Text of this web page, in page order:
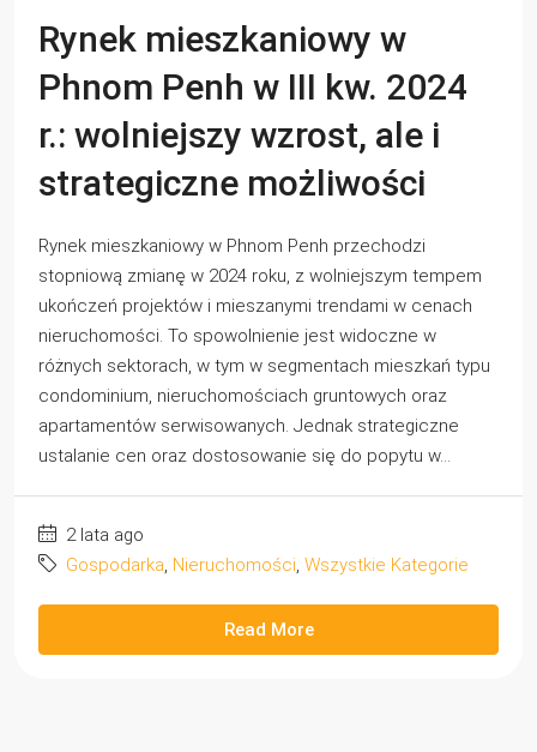
Rynek mieszkaniowy w
Phnom Penh w III kw. 2024
r.: wolniejszy wzrost, ale i
strategiczne możliwości
Rynek mieszkaniowy w Phnom Penh przechodzi
stopniową zmianę w 2024 roku, z wolniejszym tempem
ukończeń projektów i mieszanymi trendami w cenach
nieruchomości. To spowolnienie jest widoczne w
różnych sektorach, w tym w segmentach mieszkań typu
condominium, nieruchomościach gruntowych oraz
apartamentów serwisowanych. Jednak strategiczne
ustalanie cen oraz dostosowanie się do popytu w...
2 lata ago
Gospodarka, Nieruchomości, Wszystkie Kategorie
Read More